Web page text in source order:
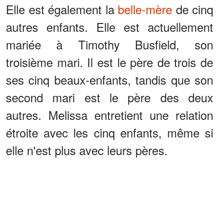
Elle est également la belle-mère de cinq
autres enfants. Elle est actuellement
mariée à Timothy Busfield, son
troisième mari. Il est le père de trois de
ses cinq beaux-enfants, tandis que son
second mari est le père des deux
autres. Melissa entretient une relation
étroite avec les cinq enfants, même si
elle n'est plus avec leurs pères.